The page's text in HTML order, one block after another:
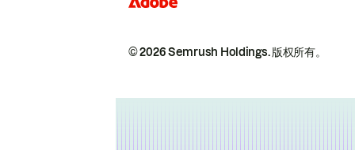
© 2026 Semrush Holdings.版权所有。